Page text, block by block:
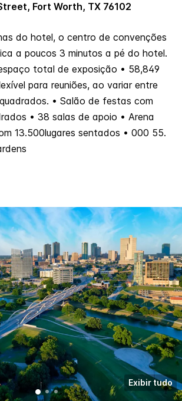
Fort Worth, TX 76102
do hotel, o centro de convenções
a poucos 3 minutos a pé do hotel.
total de exposição • 58,849
para reuniões, ao variar entre
• Salão de festas com
• 38 salas de apoio • Arena
13.500lugares sentados • 000 55.
Exibir tudo